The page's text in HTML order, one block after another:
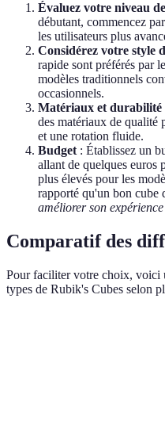
Évaluez votre niveau
débutant, commencez
les utilisateurs plus
Considérez votre style
rapide sont préférés par
modèles traditionnels
occasionnels.
Matériaux et durabilité
des matériaux de qualité
et une rotation fluide.
Budget : Établissez un
allant de quelques euros
plus élevés pour les
rapporté qu'un bon cube
améliorer son
Comparatif des
Pour faciliter votre choix, voici
types de Rubik's Cubes selon